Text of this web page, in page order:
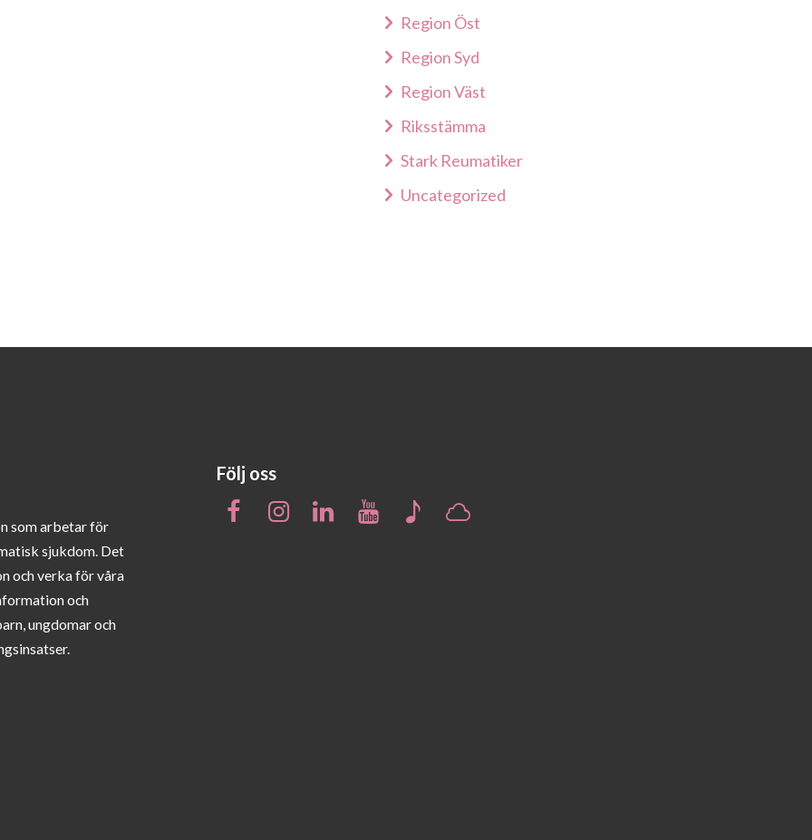
Region Öst
Region Syd
Region Väst
Riksstämma
Stark Reumatiker
Uncategorized
som arbetar för
sjukdom. Det
och verka för våra
och
ungdomar och
Följ oss